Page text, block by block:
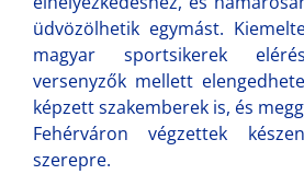
üdvözölhetik egymást.
magyar sportsikerek
versenyzők mellett
képzett szakemberek is, és
Fehérváron végzettek
szerepre.